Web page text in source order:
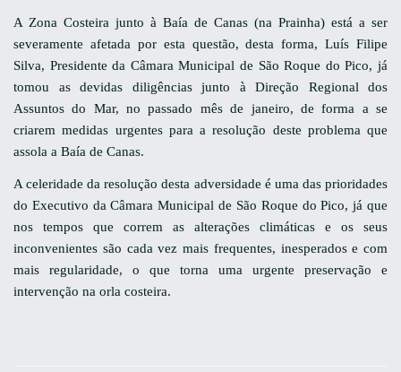
A Zona Costeira junto à Baía de Canas (na Prainha) está a ser
severamente afetada por esta questão, desta forma, Luís Filipe
Silva, Presidente da Câmara Municipal de São Roque do Pico, já
tomou as devidas diligências junto à Direção Regional dos
Assuntos do Mar, no passado mês de janeiro, de forma a se
criarem medidas urgentes para a resolução deste problema que
assola a Baía de Canas.
A celeridade da resolução desta adversidade é uma das prioridades
do Executivo da Câmara Municipal de São Roque do Pico, já que
nos tempos que correm as alterações climáticas e os seus
inconvenientes são cada vez mais frequentes, inesperados e com
mais regularidade, o que torna uma urgente preservação e
intervenção na orla costeira.